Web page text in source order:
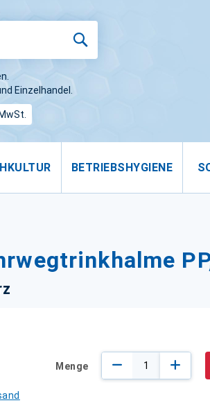
Einzelhandel.
BETRIEBSHYGIENE
Menge